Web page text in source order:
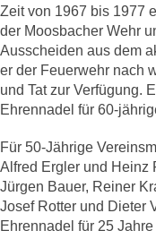
Zeit von 1967 bis 1977
der Moosbacher Wehr
Ausscheiden aus dem
er der Feuerwehr nach
und Tat zur Verfügung.
Ehrennadel für 60-
Für 50-Jährige
Alfred Ergler und Heinz
Jürgen Bauer, Reiner
Josef Rotter und Dieter
Ehrennadel für 25